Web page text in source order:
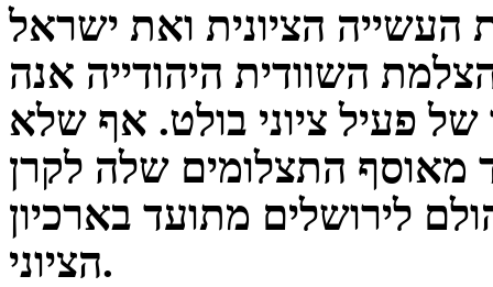
הציונית ואת ישראל
השוודית היהודייה אנה
אף שלא
מאוסף התצלומים שלה לקרן
לירושלים מתועד בארכיון
הציוני.